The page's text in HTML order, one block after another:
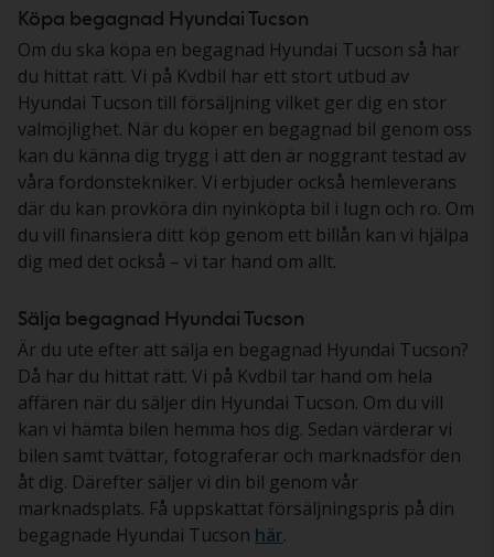
Köpa begagnad Hyundai Tucson
Om du ska köpa en begagnad Hyundai Tucson så har
du hittat rätt. Vi på Kvdbil har ett stort utbud av
Hyundai Tucson till försäljning vilket ger dig en stor
valmöjlighet. När du köper en begagnad bil genom oss
kan du känna dig trygg i att den är noggrant testad av
våra fordonstekniker. Vi erbjuder också hemleverans
där du kan provköra din nyinköpta bil i lugn och ro. Om
du vill finansiera ditt köp genom ett billån kan vi hjälpa
dig med det också – vi tar hand om allt.
Sälja begagnad Hyundai Tucson
Är du ute efter att sälja en begagnad Hyundai Tucson?
Då har du hittat rätt. Vi på Kvdbil tar hand om hela
affären när du säljer din Hyundai Tucson. Om du vill
kan vi hämta bilen hemma hos dig. Sedan värderar vi
bilen samt tvättar, fotograferar och marknadsför den
åt dig. Därefter säljer vi din bil genom vår
marknadsplats. Få uppskattat försäljningspris på din
begagnade Hyundai Tucson här.